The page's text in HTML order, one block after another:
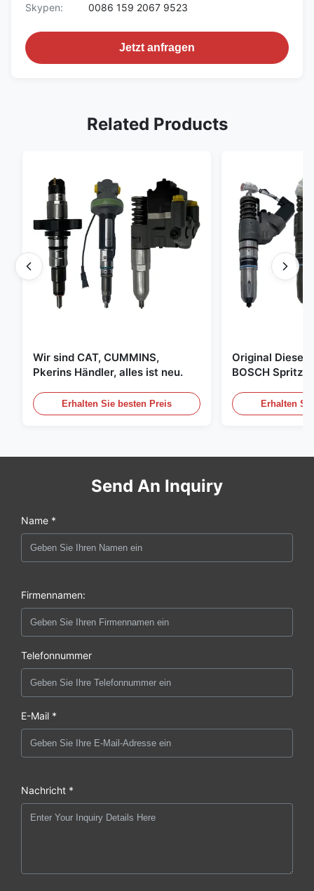
Skypen:
0086 159 2067 9523
Jetzt anfragen
Related Products
Wir sind CAT, CUMMINS,
Pkerins Händler, alles ist neu.
Erhalten Sie besten Preis
Original Diesel
BOSCH
Erhalten
Send An Inquiry
Name *
Firmennamen:
Telefonnummer
E-Mail *
Nachricht *